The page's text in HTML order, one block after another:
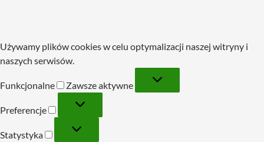
Używamy plików cookies w celu optymalizacji naszej witryny i
naszych serwisów.
Funkcjonalne
Zawsze aktywne
Preferencje
Preferencje
Statystyka
Statystyka